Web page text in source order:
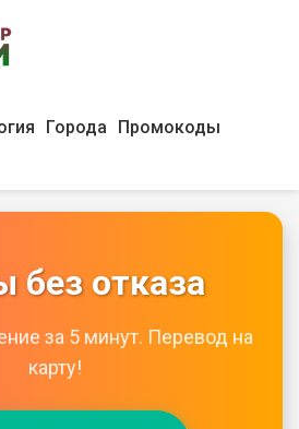
Города
Промокоды
без отказа
за 5 минут. Перевод на
карту!